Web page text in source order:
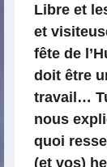
Libre et
et
fête de
doit être
travail…
nous
quoi
(et vos)